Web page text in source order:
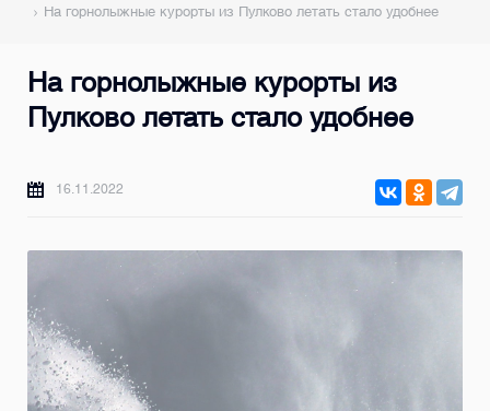
На горнолыжные курорты из Пулково летать стало удобнее
На горнолыжные курорты из
Пулково летать стало удобнее
16.11.2022